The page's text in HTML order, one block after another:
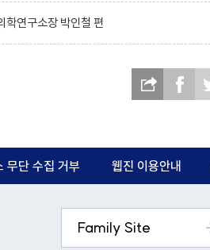
학연구소장 박인철 편
무단 수집 거부 웹진 이용안내
Family Site